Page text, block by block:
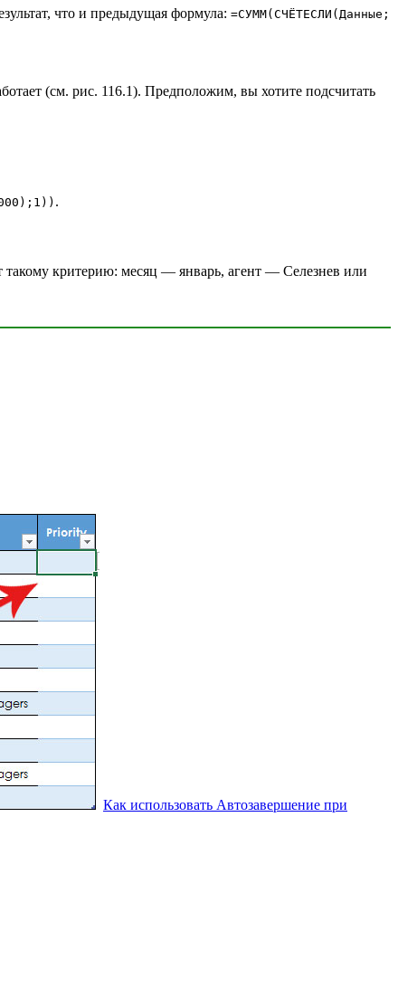
что и предыдущая формула: =СУММ(СЧЁТЕСЛИ(Данные;
(см. рис. 116.1). Предположим, вы хотите подсчитать
.
такому критерию: месяц — январь, агент — Селезнев или
Как использовать Автозавершение при